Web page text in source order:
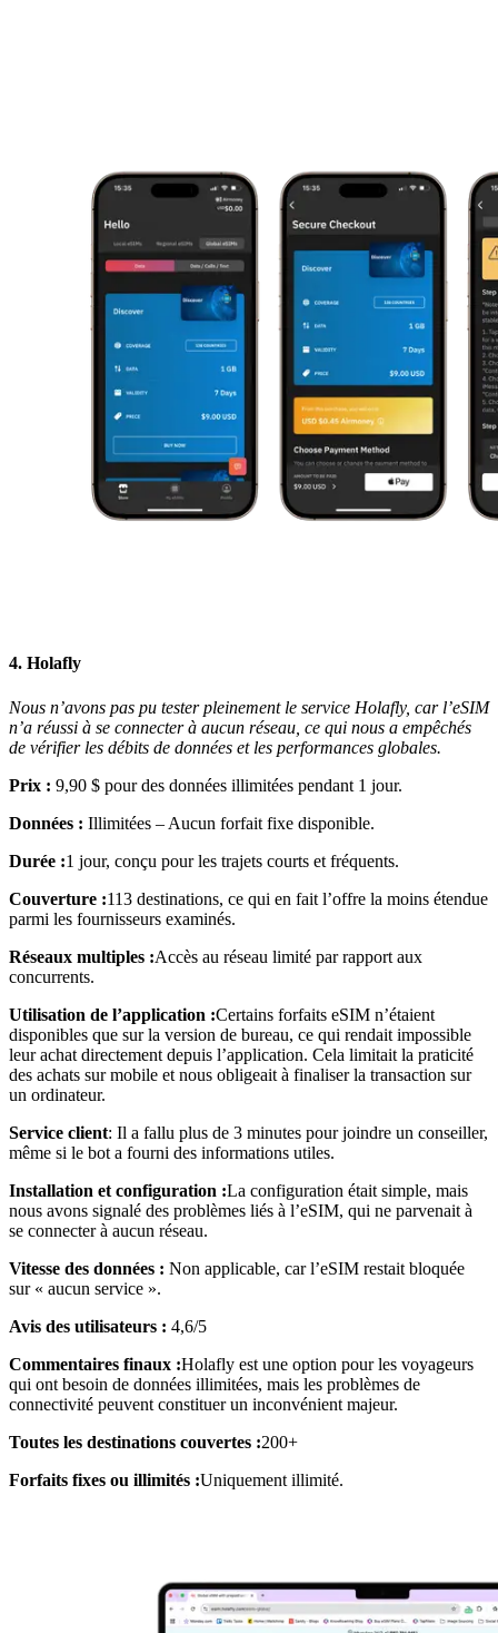
4. Holafly
Nous n’avons pas pu tester pleinement le service Holafly, car l’eSIM
n’a réussi à se connecter à aucun réseau, ce qui nous a empêchés
de vérifier les débits de données et les performances globales.
Prix : 9,90 $ pour des données illimitées pendant 1 jour.
Données : Illimitées – Aucun forfait fixe disponible.
Durée :1 jour, conçu pour les trajets courts et fréquents.
Couverture :113 destinations, ce qui en fait l’offre la moins étendue
parmi les fournisseurs examinés.
Réseaux multiples :Accès au réseau limité par rapport aux
concurrents.
Utilisation de l’application :Certains forfaits eSIM n’étaient
disponibles que sur la version de bureau, ce qui rendait impossible
leur achat directement depuis l’application. Cela limitait la praticité
des achats sur mobile et nous obligeait à finaliser la transaction sur
un ordinateur.
Service client: Il a fallu plus de 3 minutes pour joindre un conseiller,
même si le bot a fourni des informations utiles.
Installation et configuration :La configuration était simple, mais
nous avons signalé des problèmes liés à l’eSIM, qui ne parvenait à
se connecter à aucun réseau.
Vitesse des données : Non applicable, car l’eSIM restait bloquée
sur « aucun service ».
Avis des utilisateurs : 4,6/5
Commentaires finaux :Holafly est une option pour les voyageurs
qui ont besoin de données illimitées, mais les problèmes de
connectivité peuvent constituer un inconvénient majeur.
Toutes les destinations couvertes :200+
Forfaits fixes ou illimités :Uniquement illimité.